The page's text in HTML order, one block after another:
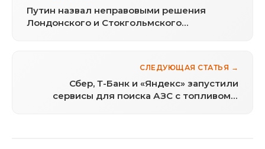
Путин назвал неправовыми решения
Лондонского и Стокгольмского
СЛЕДУЮЩАЯ СТАТЬЯ →
Сбер, Т-Банк и «Яндекс» запустили
сервисы для поиска АЗС с топливом в